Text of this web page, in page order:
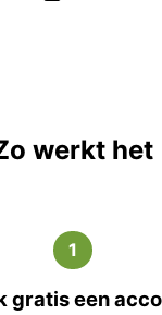
werkt het
1
gratis een